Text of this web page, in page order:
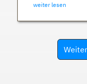
weiter lesen